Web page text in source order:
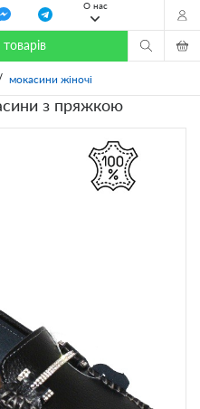
О нас
мокасини жіночі
з пряжкою